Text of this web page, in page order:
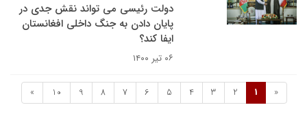
دولت رئیسی می تواند نقش جدی در
پایان دادن به جنگ داخلی افغانستان
ایفا کند؟
۰۶ تیر ۱۴۰۰
«
1
2
3
4
5
6
7
8
9
10
»